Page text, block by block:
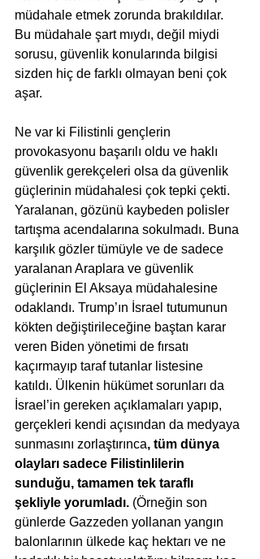
müdahale etmek zorunda brakıldılar.
Bu müdahale şart mıydı, değil miydi
sorusu, güvenlik konularında bilgisi
sizden hiç de farklı olmayan beni çok
aşar.
Ne var ki Filistinli gençlerin
provokasyonu başarılı oldu ve haklı
güvenlik gerekçeleri olsa da güvenlik
güçlerinin müdahalesi çok tepki çekti.
Yaralanan, gözünü kaybeden polisler
tartışma acendalarına sokulmadı. Buna
karşılık gözler tümüyle ve de sadece
yaralanan Araplara ve güvenlik
güçlerinin El Aksaya müdahalesine
odaklandı. Trump’ın İsrael tutumunun
kökten değiştirileceğine baştan karar
veren Biden yönetimi de fırsatı
kaçırmayıp taraf tutanlar listesine
katıldı. Ülkenin hükümet sorunları da
İsrael’in gereken açıklamaları yapıp,
gerçekleri kendi açısından da medyaya
sunmasını zorlaştırınca, tüm dünya
olayları sadece Filistinlilerin
sunduğu, tamamen tek taraflı
şekliyle yorumladı. (Örneğin son
günlerde Gazzeden yollanan yangın
balonlarının ülkede kaç hektarı ve ne